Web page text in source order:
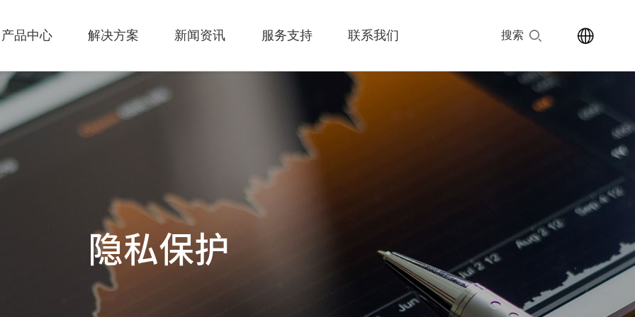
搜索
产品中心 解决方案 新闻资讯 服务支持 联系我们
隐私保护